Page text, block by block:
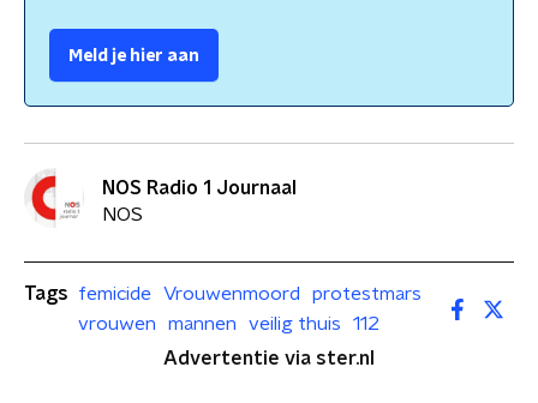
Meld je hier aan
NOS Radio 1 Journaal
NOS
Tags femicide Vrouwenmoord
protestmars
vrouwen
mannen veilig thuis
112
Advertentie via ster.nl